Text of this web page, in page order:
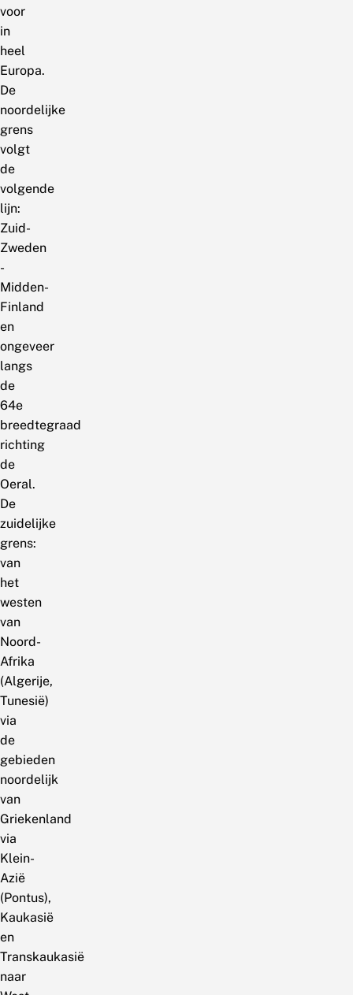
voor
in
heel
Europa.
De
noordelijke
grens
volgt
de
volgende
lijn:
Zuid-
Zweden
-
Midden-
Finland
en
ongeveer
langs
de
64e
breedtegraad
richting
de
Oeral.
De
zuidelijke
grens:
van
het
westen
van
Noord-
Afrika
(Algerije,
Tunesië)
via
de
gebieden
noordelijk
van
Griekenland
via
Klein-
Azië
(Pontus),
Kaukasië
en
Transkaukasië
naar